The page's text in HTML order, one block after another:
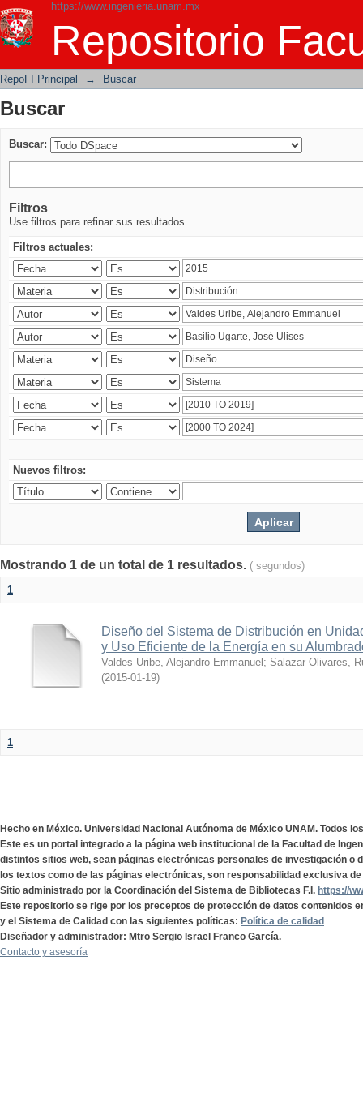
https://www.ingenieria.unam.mx
Repositorio
Buscar
RepoFI Principal → Buscar
Buscar
Buscar:
Filtros
Use filtros para refinar sus resultados.
Filtros actuales:
Nuevos filtros:
Mostrando 1 de un total de 1 resultados. ( segundos)
1
Diseño del Sistema de Distribución en
y Uso Eficiente de la Energía en su
Valdes Uribe, Alejandro Emmanuel ; Salazar Olivares,
(2015-01-19)
1
Hecho en México. Universidad Nacional Autónoma de México UNAM. Todos
Este es un portal integrado a la página web institucional de la Facultad de
distintos sitios web, sean páginas electrónicas personales de investigación o
los textos como de las páginas electrónicas, son responsabilidad exclusiva
Sitio administrado por la Coordinación del Sistema de Bibliotecas F.I. https://
Este repositorio se rige por los preceptos de protección de datos contenidos
y el Sistema de Calidad con las siguientes políticas: Política de calidad
Diseñador y administrador: Mtro Sergio Israel Franco García.
Contacto y asesoría